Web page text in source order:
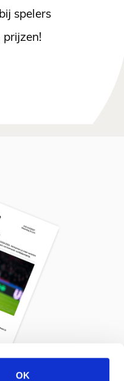
OK
spelers
prijzen!